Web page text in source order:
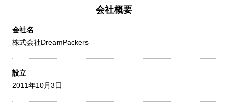
会社概要
会社名
株式会社DreamPackers
設立
2011年10月3日